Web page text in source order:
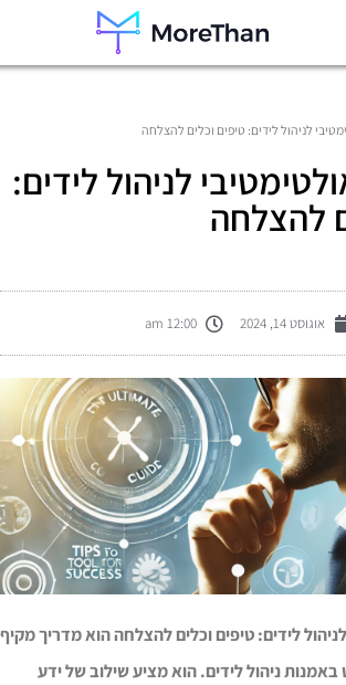
לניהול לידים: טיפים וכלים להצלחה
לניהול לידים:
להצלחה
אוגוסט 14, 2024 12:00 am
לידים: טיפים וכלים להצלחה הוא מדריך מקיף
ניהול לידים. הוא מציע שילוב של ידע